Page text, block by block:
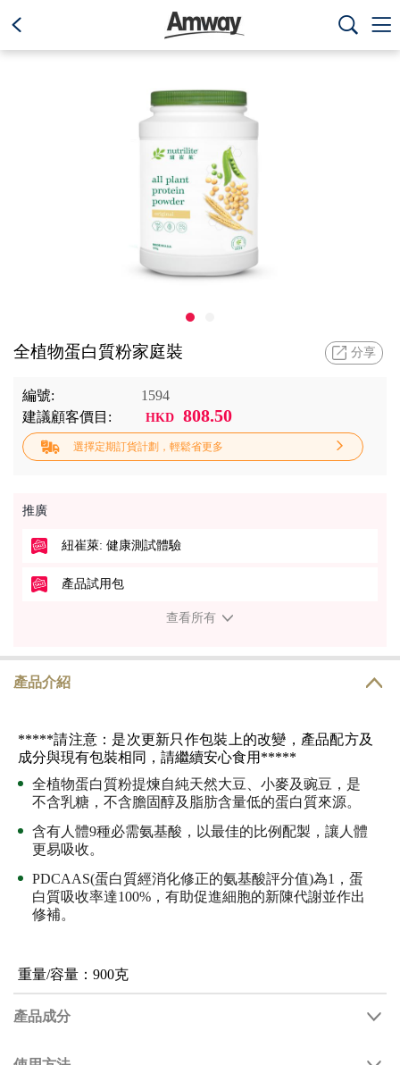
 

全植物蛋白質粉家庭裝 分享
編號:
1594
建議顧客價目:
HKD 808.50
選擇定期訂貨計劃，輕鬆省更多
推廣
紐崔萊: 健康測試體驗
產品試用包
查看所有
產品介紹
*****請注意：是次更新只作包裝上的改變，產品配方及
成分與現有包裝相同，請繼續安心食用*****
全植物蛋白質粉提煉自純天然大豆、小麥及豌豆，是
不含乳糖，不含膽固醇及脂肪含量低的蛋白質來源。
含有人體9種必需氨基酸，以最佳的比例配製，讓人體
更易吸收。
PDCAAS(蛋白質經消化修正的氨基酸評分值)為1，蛋
白質吸收率達100%，有助促進細胞的新陳代謝並作出
修補。
重量/容量：900克
產品成分